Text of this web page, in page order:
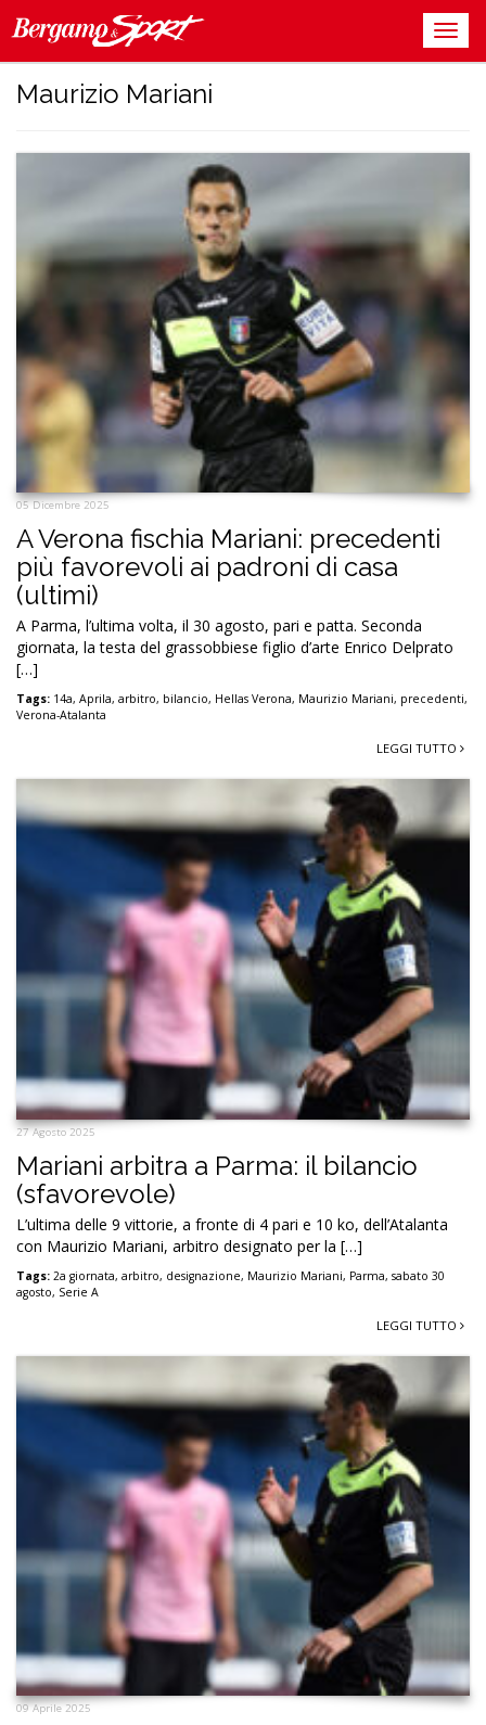
Maurizio Mariani
05 Dicembre 2025
A Verona fischia Mariani: precedenti
più favorevoli ai padroni di casa
(ultimi)
A Parma, l’ultima volta, il 30 agosto, pari e patta. Seconda
giornata, la testa del grassobbiese figlio d’arte Enrico Delprato
[…]
Tags: 14a, Aprila, arbitro, bilancio, Hellas Verona, Maurizio Mariani, precedenti,
Verona-Atalanta
LEGGI TUTTO
27 Agosto 2025
Mariani arbitra a Parma: il bilancio
(sfavorevole)
L’ultima delle 9 vittorie, a fronte di 4 pari e 10 ko, dell’Atalanta
con Maurizio Mariani, arbitro designato per la […]
Tags: 2a giornata, arbitro, designazione, Maurizio Mariani, Parma, sabato 30
agosto, Serie A
LEGGI TUTTO
09 Aprile 2025